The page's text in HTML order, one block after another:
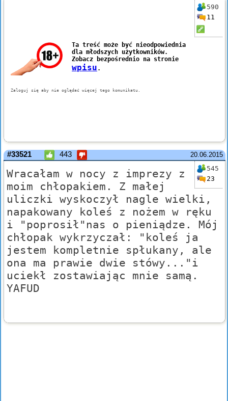
590
11
20.06.2015
#33521 443
545
23
Wracałam w nocy z imprezy z
moim chłopakiem. Z małej
uliczki wyskoczył nagle wielki,
napakowany koleś z nożem w ręku
i "poprosił"nas o pieniądze. Mój
chłopak wykrzyczał: "koleś ja
jestem kompletnie spłukany, ale
ona ma prawie dwie stówy..."i
uciekł zostawiając mnie samą.
YAFUD